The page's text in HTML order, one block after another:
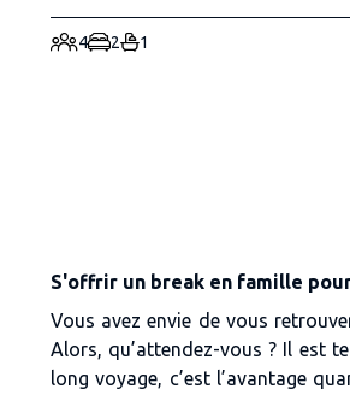
4 2 1
S'offrir un break en famille
Vous avez envie de vous
Alors, qu’attendez-vous ? Il est
long voyage, c’est l’avantage